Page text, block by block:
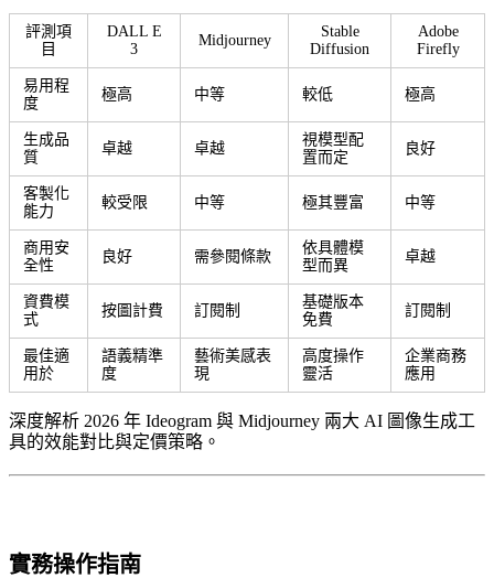
評測項
目
DALL E
3
Midjourney
Stable
Diffusion
Adobe
Firefly
易用程
度
極高 中等 較低 極高
生成品
質
卓越 卓越
視模型配
置而定
良好
客製化
能力
較受限 中等 極其豐富 中等
商用安
全性
良好 需參閱條款
依具體模
型而異
卓越
資費模
式
按圖計費 訂閱制
基礎版本
免費
訂閱制
最佳適
用於
語義精準
度
藝術美感表
現
高度操作
靈活
企業商務
應用
深度解析 2026 年 Ideogram 與 Midjourney 兩大 AI 圖像生成工
具的效能對比與定價策略。
實務操作指南